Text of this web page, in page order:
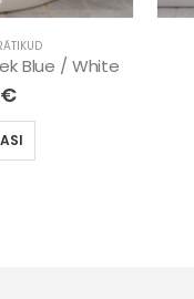
Blue / White
€